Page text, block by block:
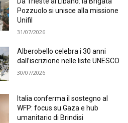
Pozzuolo si unisce alla missione
Unifil
31/07/2026
Alberobello celebra i 30 anni
dall’iscrizione nelle liste UNESCO
30/07/2026
Italia conferma il sostegno al
WFP: focus su Gaza e hub
umanitario di Brindisi